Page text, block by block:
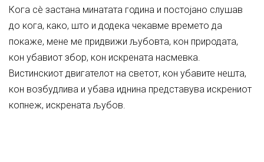
Кога сè застана минатата година и постојано слушав
до кога, како, што и додека чекавме времето да
покаже, мене ме придвижи љубовта, кон природата,
кон убавиот збор, кон искрената насмевка.
Вистинскиот двигателот на светот, кон убавите нешта,
кон возбудлива и убава иднина представува искрениот
копнеж, искрената љубов.